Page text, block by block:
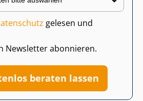
gelesen und
Newsletter abonnieren.
beraten lassen